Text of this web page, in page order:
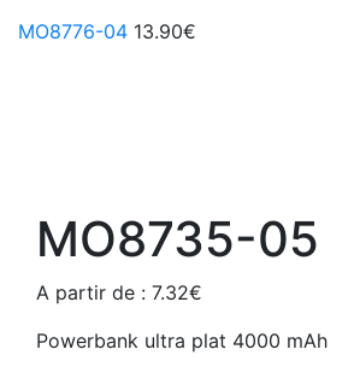
MO8776-04 13.90€
MO8735-05
A partir de : 7.32€
Powerbank ultra plat 4000 mAh